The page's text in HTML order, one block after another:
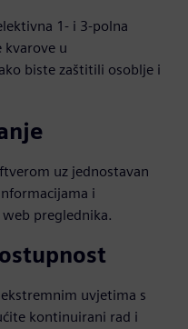
1- i 3-polna
u
biste zaštitili osoblje i
uz jednostavan
i
preglednika.
uvjetima s
kontinuirani rad i